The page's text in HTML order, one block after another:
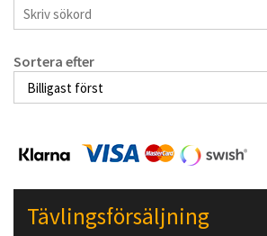
Sortera efter
Tävlingsförsäljning